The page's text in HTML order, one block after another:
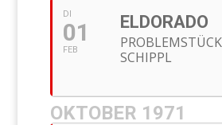
DI
01
FEB
ELDORADO
SCHIPPL
OKTOBER 1971